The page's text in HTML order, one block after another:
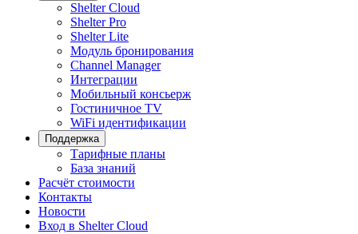
Shelter Cloud
Shelter Pro
Shelter Lite
Модуль бронирования
Channel Manager
Интеграции
Мобильный консьерж
Гостиничное TV
WiFi идентификации
Поддержка
Тарифные планы
База знаний
Расчёт стоимости
Контакты
Новости
Вход в Shelter Cloud